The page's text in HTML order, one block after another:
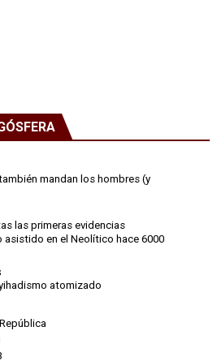
mandan los hombres (y
las primeras evidencias
en el Neolítico hace 6000
atomizado